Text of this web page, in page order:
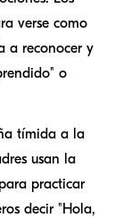
verse como
a reconocer y
o
tímida a la
usan la
practicar
decir "Hola,